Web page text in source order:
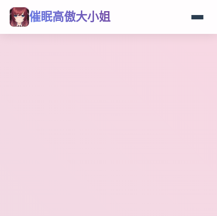
催眠高傲大小姐